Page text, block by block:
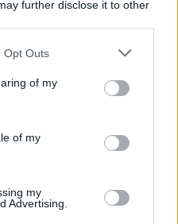
further disclose it to other
uses one or more Google
behaviour. You may click to
and its third-party tags to
purposes in below Google
Opt Outs
of my
of my
my
Advertising.
AI non abbia ancora
per chi progetta,
queste
mirate è oggi
costo-